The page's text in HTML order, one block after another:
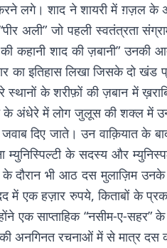
लगे। शाद ने शायरी में ग़ज़ल के
अली” जो पहली स्वतंत्रता
कहानी शाद की ज़बानी”
का इतिहास लिखा जिसके दो
के शरीफ़ों की ज़बान में
के अंधेरे में लोग जुलूस की शक्ल
दिए जाते। उन वाक़ियात के
म्युनिस्पिल्टी के सदस्य और
दौरान भी आठ दस मुलाज़िम
में एक हज़ार रुपये, किताबों के
एक साप्ताहिक “नसीम-ए-
रचनाओं में से मात्र दस